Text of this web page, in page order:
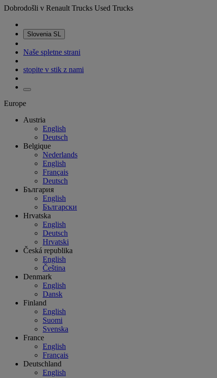
Dobrodošli v Renault Trucks Used Trucks
Slovenia SL
Naše spletne strani
stopite v stik z nami
Europe
Austria
English
Deutsch
Belgique
Nederlands
English
Français
Deutsch
България
English
Български
Hrvatska
English
Deutsch
Hrvatski
Česká republika
English
Čeština
Denmark
English
Dansk
Finland
English
Suomi
Svenska
France
English
Français
Deutschland
English